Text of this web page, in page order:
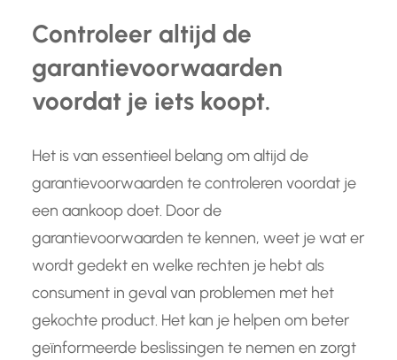
Controleer altijd de
garantievoorwaarden
voordat je iets koopt.
Het is van essentieel belang om altijd de
garantievoorwaarden te controleren voordat je
een aankoop doet. Door de
garantievoorwaarden te kennen, weet je wat er
wordt gedekt en welke rechten je hebt als
consument in geval van problemen met het
gekochte product. Het kan je helpen om beter
geïnformeerde beslissingen te nemen en zorgt